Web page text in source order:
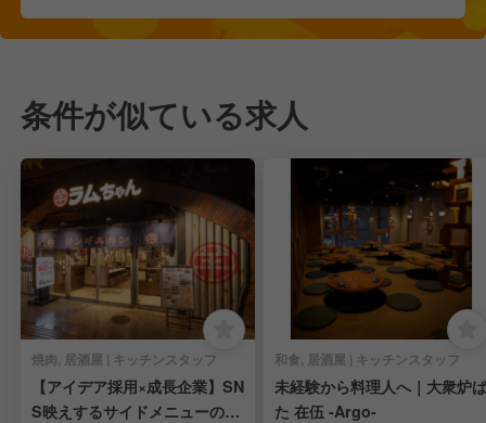
条件が似ている求人
焼肉, 居酒屋 | キッチンスタッフ
【アイデア採用×成長企業】SN
S映えするサイドメニューの発
和食, 居酒屋 | キッチンスタッフ
未経験から料理人へ｜大衆炉ば
た 在伍 -Argo-